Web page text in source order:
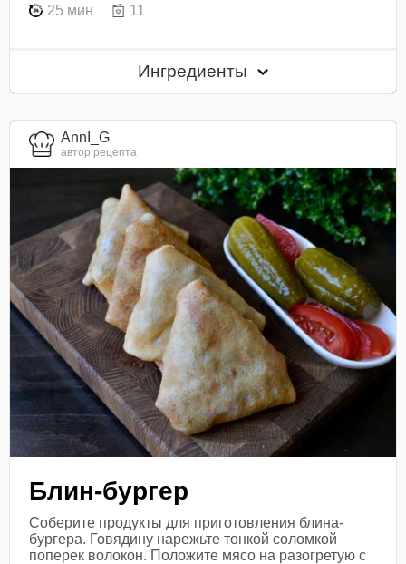
25 мин 11
Ингредиенты
AnnI_G
автор рецепта
Блин-бургер
Соберите продукты для приготовления блина-
бургера. Говядину нарежьте тонкой соломкой
поперек волокон. Положите мясо на разогретую с